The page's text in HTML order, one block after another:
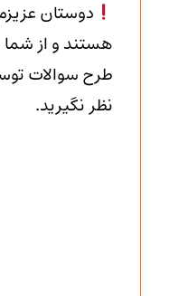
دوستان
هستند و از شما
طرح سوالات
نظر نگیرید.